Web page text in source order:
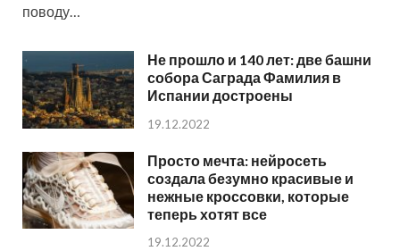
поводу…
Не прошло и 140 лет: две башни
собора Саграда Фамилия в
Испании достроены
19.12.2022
Просто мечта: нейросеть
создала безумно красивые и
нежные кроссовки, которые
теперь хотят все
19.12.2022